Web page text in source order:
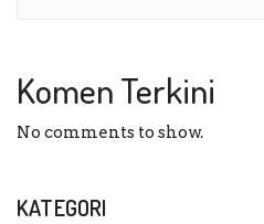
Komen Terkini
No comments to show.
KATEGORI